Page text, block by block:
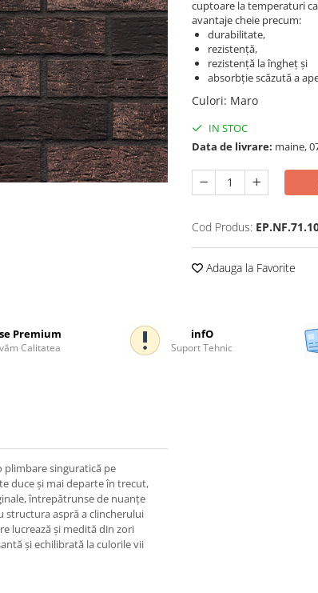
cuptoare la temperaturi
avantaje cheie precum:
durabilitate,
rezistență,
rezistență la îngheț și
absorbție scăzută a
Culori: Maro
IN STOC
Data de livrare: maine,
Cod Produs:
Adauga la Favorite
Premium
Calitatea
infO
Suport Tehnic
plimbare singuratică pe
duce și mai departe în trecut,
întrepătrunse de nuanțe
structura aspră a clincherului
lucrează și medită din zori
și echilibrată la culorile vii